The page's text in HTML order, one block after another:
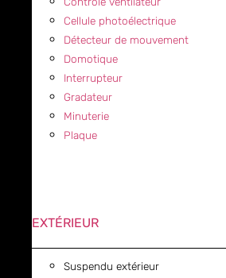
Cellule photoélectrique
Détecteur de mouvement
Domotique
Interrupteur
Gradateur
Minuterie
Plaque
EXTÉRIEUR
Suspendu extérieur